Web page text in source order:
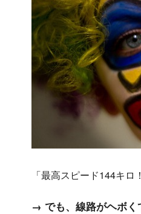
「最高スピード144キロ
→ でも、線路がヘボく